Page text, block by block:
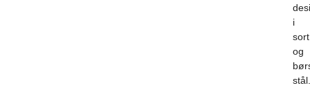
i
sort
og
stål.